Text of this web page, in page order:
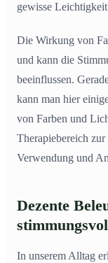
gewisse
Die Wirkung von
und kann die
beeinflussen.
kann man hier
von Farben und
Therapiebereich
Verwendung und
Dezente
In unserem Alltag